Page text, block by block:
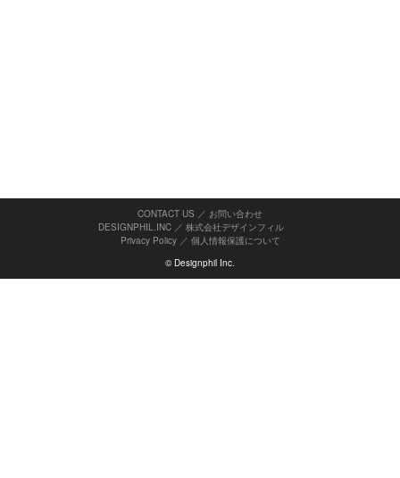
CONTACT US ／ お問い合わせ
DESIGNPHIL.INC ／ 株式会社デザインフィル
Privacy Policy／ 個人情報保護について
© Designphil Inc.